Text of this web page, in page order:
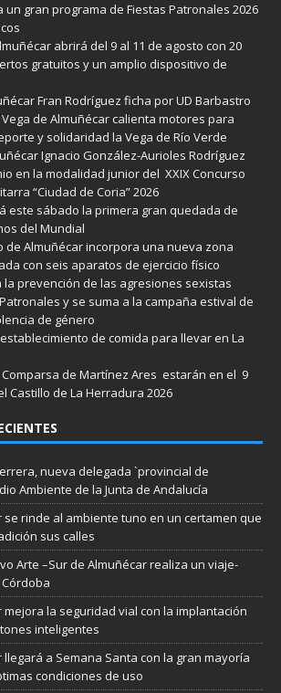
gran programa de Fiestas Patronales 2026
abrirá del 9 al 11 de agosto con 20
gratuitos y un amplio dispositivo de
Fran Rodríguez ficha por UD Barbastro
Vega de Almuñécar calienta motores para
y solidaridad la Vega de Río Verde
Ignacio González-Aurioles Rodríguez
en la modalidad junior del XXIX Concurso
“Ciudad de Coria” 2026
este sábado la primera gran quedada de
del Mundial
de Almuñécar incorpora una nueva zona
con seis aparatos de ejercicio físico
prevención de las agresiones sexistas
y se suma a la campaña estival de
de género
de comida para llevar en La
Comparsa de Martínez Ares estarán en el 9
Castillo de La Herradura 2026
nueva delegada `provincial de
Ambiente de la Junta de Andalucía
se rinde al ambiente tuno en un certamen que
sus calles
Arte –Sur de Almuñécar realiza un viaje-
mejora la seguridad vial con la implantación
inteligentes
llegará a Semana Santa con la gran mayoría
condiciones de uso